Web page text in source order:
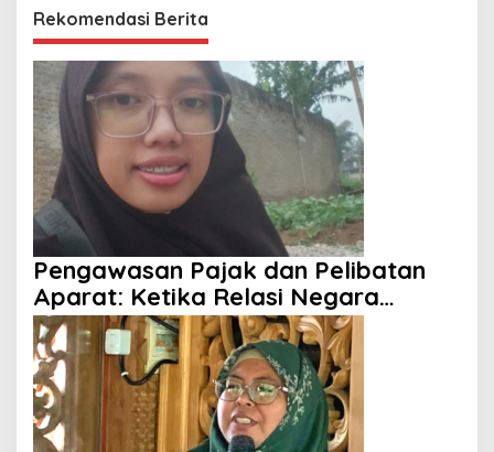
Rekomendasi Berita
Pengawasan Pajak dan Pelibatan
Aparat: Ketika Relasi Negara
dengan Rakyat Dipertanyakan